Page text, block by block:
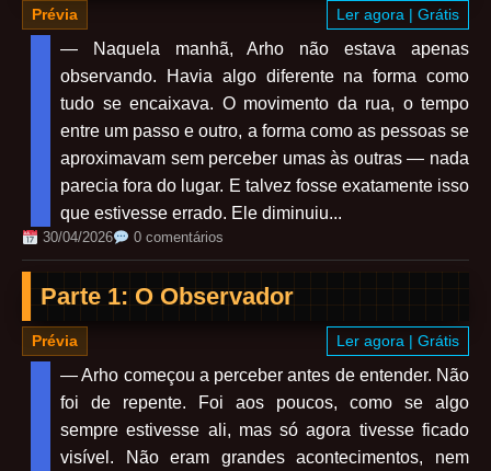
Prévia Ler agora | Grátis
— Naquela manhã, Arho não estava apenas
observando. Havia algo diferente na forma como
tudo se encaixava. O movimento da rua, o tempo
entre um passo e outro, a forma como as pessoas se
aproximavam sem perceber umas às outras — nada
parecia fora do lugar. E talvez fosse exatamente isso
que estivesse errado. Ele diminuiu...
30/04/2026 0 comentários
Parte 1: O Observador
Prévia Ler agora | Grátis
— Arho começou a perceber antes de entender. Não
foi de repente. Foi aos poucos, como se algo
sempre estivesse ali, mas só agora tivesse ficado
visível. Não eram grandes acontecimentos, nem